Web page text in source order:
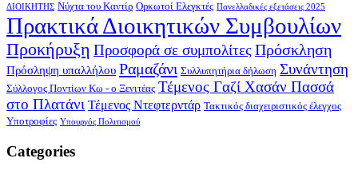
ΔΙΟΙΚΗΤΗΣ Νύχτα του Καντίρ Ορκωτοί Ελεγκτές Πανελλαδικές εξετάσεις 2025
Πρακτικά Διοικητικών Συμβουλίων
Προκήρυξη Προσφορά σε συμπολίτες Πρόσκληση
Πρόσληψη υπαλλήλου Ραμαζάνι Συλλυπητήρια δήλωση Συνάντηση
Σύλλογος Ποντίων Κω - ο Ξενιτέας Τέμενος Γαζί Χασάν Πασσά
στο Πλατάνι Τέμενος Ντεφτερντάρ Τακτικός διαχειριστικός έλεγχος
Υποτροφίες Υπουργός Πολιτισμού
Categories